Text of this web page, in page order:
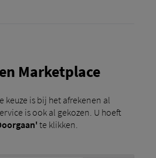
Marketplace
keuze is bij het afrekenen al
is ook al gekozen. U hoeft
te klikken.